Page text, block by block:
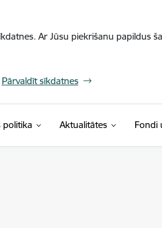
Ar Jūsu piekrišanu papildus
Pārvaldīt sīkdatnes
politika Aktualitātes Fondi